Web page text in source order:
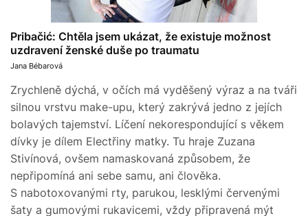
Pribačić: Chtěla jsem ukázat, že existuje možnost
uzdravení ženské duše po traumatu
Jana Bébarová
Zrychleně dýchá, v očích má vyděšený výraz a na tváři
silnou vrstvu make-upu, který zakrývá jedno z jejích
bolavých tajemství. Líčení nekorespondující s věkem
dívky je dílem Electřiny matky. Tu hraje Zuzana
Stivínová, ovšem namaskovaná způsobem, že
nepřipomíná ani sebe samu, ani člověka.
S nabotoxovanými rty, parukou, lesklými červenými
šaty a gumovými rukavicemi, vždy připravená mýt